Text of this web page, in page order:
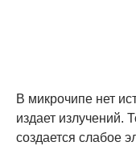
В микрочипе нет
издает излучений.
создается слабое